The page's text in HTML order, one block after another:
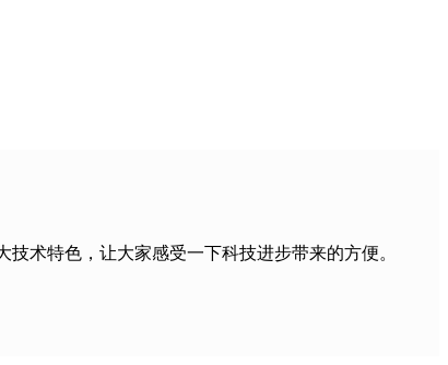
术特色，让大家感受一下科技进步带来的方便。